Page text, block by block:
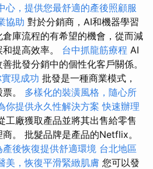
心，提供您最舒適的產後照顧服
協助 對於分銷商，AI和機器學習
庫流程的有希望的機會，從而減
提高效率。 台中抓龍筋療程 AI
批發分銷中的個性化客戶關係。
現成功 批發是一種商業模式，
。 多樣化的裝潢風格，隨心所
你提供永久性解決方案 快速辦理
工廠獲取產品並將其出售給零售
。 批髮品牌是產品的Netflix。
後恢復提供舒適環境 台北地區
美，恢復平滑緊緻肌膚 您可以發